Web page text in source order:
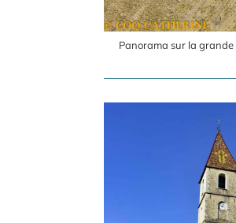
Panorama sur la grande